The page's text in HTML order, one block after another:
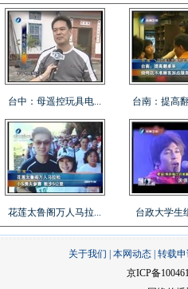
台中：母遥控玩具电... 台南：提高
花莲太鲁阁万人马拉... 台政大学生
关于我们 本网动态 转载
京ICP备